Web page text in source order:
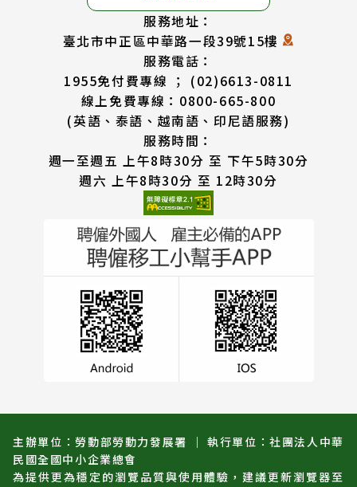
服務地址：
臺北市中正區中華路一段39號15樓
服務電話：
1955免付費專線 ； (02)6613-0811
線上免費專線：0800-665-800
(英語、泰語、越南語、印尼語服務)
服務時間：
週一至週五 上午8時30分 至 下午5時30分
週六 上午8時30分 至 12時30分
主辦單位：勞動部勞動力發展署 ｜ 執行單位：社團法人中華
民國全國中小企業總會
為提供更為穩定的瀏覽品質與使用體驗，建議更新瀏覽器至